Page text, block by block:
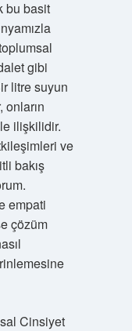
bu basit
gibi
litre suyun
ilişkilidir.
ve
bakış
empati
çözüm
Cinsiyet